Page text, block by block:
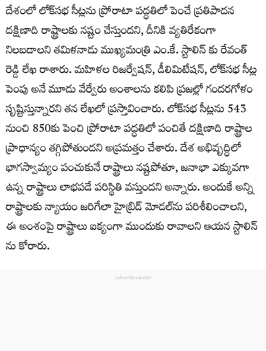
దేశంలో లోక్‌సభ సీట్లను ప్రోరాటా పద్ధతిలో పెంచే ప్రతిపాదన
దక్షిణాది రాష్ట్రాలకు నష్టం చేస్తుందని, దీనికి వ్యతిరేకంగా
నిలబడాలని తమిళనాడు ముఖ్యమంత్రి ఎం.కే. స్టాలిన్ కు రేవంత్
రెడ్డి లేఖ రాశారు. మహిళల రిజర్వేషన్, డీలిమిటేషన్, లోక్‌సభ సీట్ల
పెంపు అనే మూడు వేర్వేరు అంశాలను కలిపి ప్రజల్లో గందరగోళం
సృష్టిస్తున్నారని తన లేఖలో ప్రస్తావించారు. లోక్‌సభ సీట్లను 543
నుంచి 850కు పెంచి ప్రోరాటా పద్ధతిలో పంచితే దక్షిణాది రాష్ట్రాల
ప్రాధాన్యం తగ్గిపోతుందని అప్రమత్తం చేశారు. దేశ అభివృద్ధిలో
భాగస్వామ్యం పంచుకునే రాష్ట్రాలు నష్టపోతూ, జనాభా ఎక్కువగా
ఉన్న రాష్ట్రాలు లాభపడే పరిస్థితి వస్తుందని అన్నారు. అందుకే అన్ని
రాష్ట్రాలకు న్యాయం జరిగేలా హైబ్రిడ్ మోడల్‌ను పరిశీలించాలని,
ఈ అంశంపై రాష్ట్రాలు ఐక్యంగా ముందుకు రావాలని ఆయన స్టాలిన్
ను కోరారు.